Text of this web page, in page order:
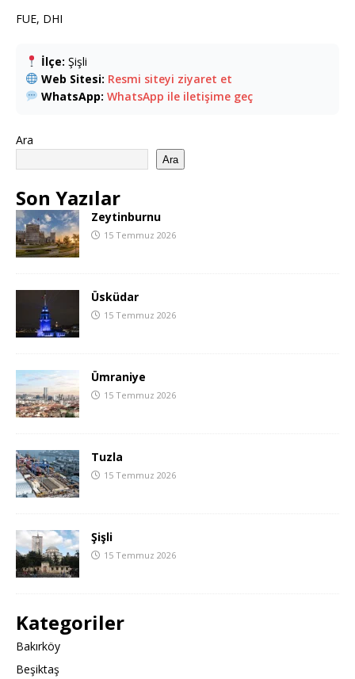
FUE, DHI
İlçe: Şişli
Web Sitesi: Resmi siteyi ziyaret et
WhatsApp: WhatsApp ile iletişime geç
Ara
Ara
Son Yazılar
Zeytinburnu
15 Temmuz 2026
Üsküdar
15 Temmuz 2026
Ümraniye
15 Temmuz 2026
Tuzla
15 Temmuz 2026
Şişli
15 Temmuz 2026
Kategoriler
Bakırköy
Beşiktaş